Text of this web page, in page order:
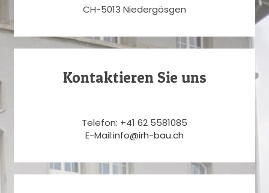
CH-5013 Niedergösgen
Kontaktieren Sie uns
Telefon: +41 62 5581085
E-Mail:info@irh-bau.ch